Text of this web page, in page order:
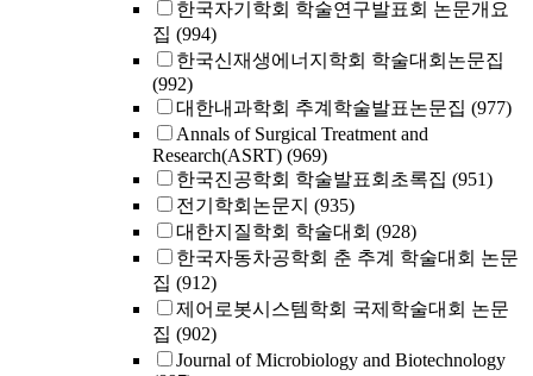
한국자기학회 학술연구발표회 논문개요
집 (994)
한국신재생에너지학회 학술대회논문집
(992)
대한내과학회 추계학술발표논문집 (977)
Annals of Surgical Treatment and
Research(ASRT) (969)
한국진공학회 학술발표회초록집 (951)
전기학회논문지 (935)
대한지질학회 학술대회 (928)
한국자동차공학회 춘 추계 학술대회 논문
집 (912)
제어로봇시스템학회 국제학술대회 논문
집 (902)
Journal of Microbiology and Biotechnology